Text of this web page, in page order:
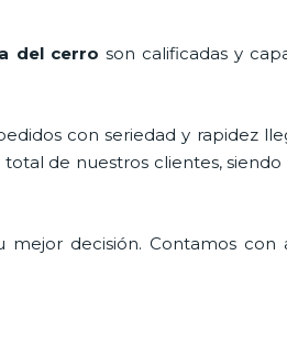
del cerro son calificadas y
con seriedad y rapidez
de nuestros clientes, siendo
mejor decisión. Contamos con